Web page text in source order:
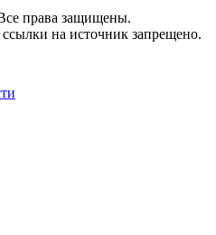
права защищены.
на источник запрещено.